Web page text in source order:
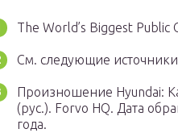
The World’s Biggest
См. следующие
Произношение Hyundai:
(рус.). Forvo HQ. Дата
года.